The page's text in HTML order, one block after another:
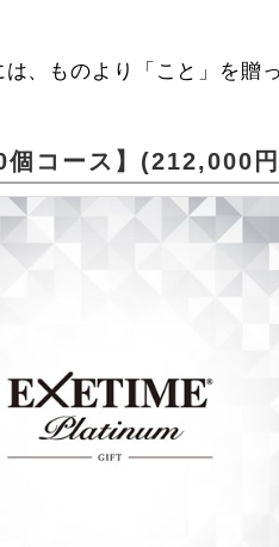
、ものより「こと」を贈
個コース】(212,000